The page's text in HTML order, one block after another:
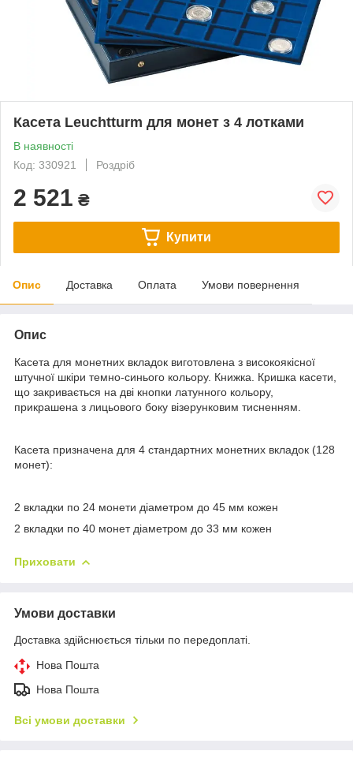
Касета Leuchtturm для монет з 4 лотками
В наявності
Код: 330921
Роздріб
2 521 ₴
Купити
Опис Доставка Оплата Умови повернення
Опис
Касета для монетних вкладок виготовлена з високоякісної
штучної шкіри темно-синього кольору. Книжка. Кришка касети,
що закривається на дві кнопки латунного кольору,
прикрашена з лицьового боку візерунковим тисненням.
Касета призначена для 4 стандартних монетних вкладок (128
монет):
2 вкладки по 24 монети діаметром до 45 мм кожен
2 вкладки по 40 монет діаметром до 33 мм кожен
Приховати
Умови доставки
Доставка здійснюється тільки по передоплаті.
Нова Пошта
Нова Пошта
Всі умови доставки